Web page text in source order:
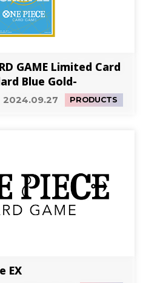
GAME Limited Card
Blue Gold-
2024.09.27 PRODUCTS
EX